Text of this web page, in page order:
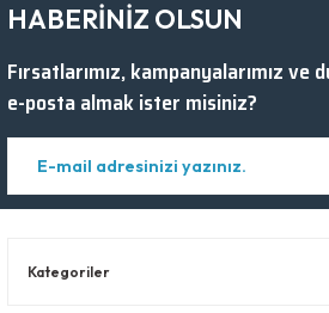
HABERİNİZ OLSUN
Fırsatlarımız, kampanyalarımız ve
e-posta almak ister misiniz?
Kategoriler